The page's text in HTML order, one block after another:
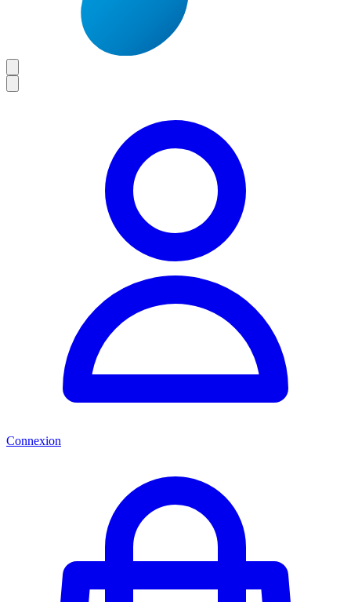
Connexion